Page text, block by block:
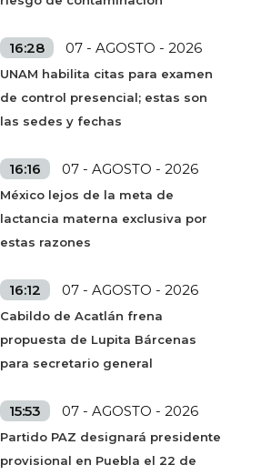
16:28 07 - AGOSTO - 2026
UNAM habilita citas para examen
de control presencial; estas son
las sedes y fechas
16:16 07 - AGOSTO - 2026
México lejos de la meta de
lactancia materna exclusiva por
estas razones
16:12 07 - AGOSTO - 2026
Cabildo de Acatlán frena
propuesta de Lupita Bárcenas
para secretario general
15:53 07 - AGOSTO - 2026
Partido PAZ designará presidente
provisional en Puebla el 22 de